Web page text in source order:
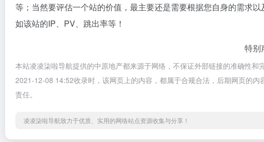
等；当然要评估一个站的价值，最主要还是需要根据您自身的需求
如该站的IP、PV、跳出率等！
特别
本站凌凌柒啦导航提供的中原地产都来源于网络，不保证外部链接的准确性
2021-12-08 14:52收录时，该网页上的内容，都属于合规合法，后期网页的
责任。
凌凌柒啦导航致力于优质、实用的网络站点资源收集与分享！